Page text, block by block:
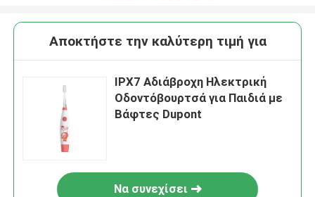
Αποκτήστε την καλύτερη τιμή για
IPX7 Αδιάβροχη Ηλεκτρική
Οδοντόβουρτσά για Παιδιά με
Βάφτες Dupont
Να συνεχίσει